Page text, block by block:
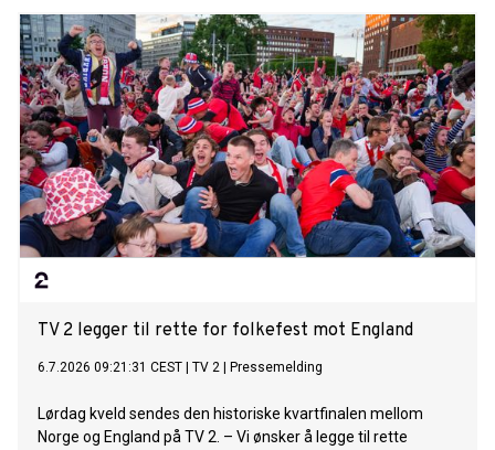
TV 2 legger til rette for folkefest mot England
6.7.2026 09:21:31 CEST TV 2 Pressemelding
Lørdag kveld sendes den historiske kvartfinalen mellom
Norge og England på TV 2. – Vi ønsker å legge til rette